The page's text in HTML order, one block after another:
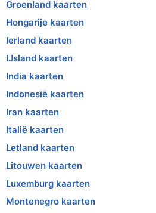
Groenland kaarten
Hongarije kaarten
Ierland kaarten
IJsland kaarten
India kaarten
Indonesië kaarten
Iran kaarten
Italië kaarten
Letland kaarten
Litouwen kaarten
Luxemburg kaarten
Montenegro kaarten